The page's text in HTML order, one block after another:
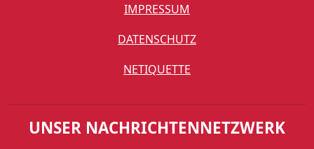
IMPRESSUM
DATENSCHUTZ
NETIQUETTE
UNSER NACHRICHTENNETZWERK